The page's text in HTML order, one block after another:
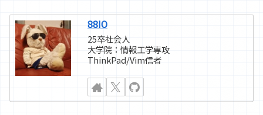
88IO
25卒社会人
大学院：情報工学専攻
ThinkPad/Vim信者